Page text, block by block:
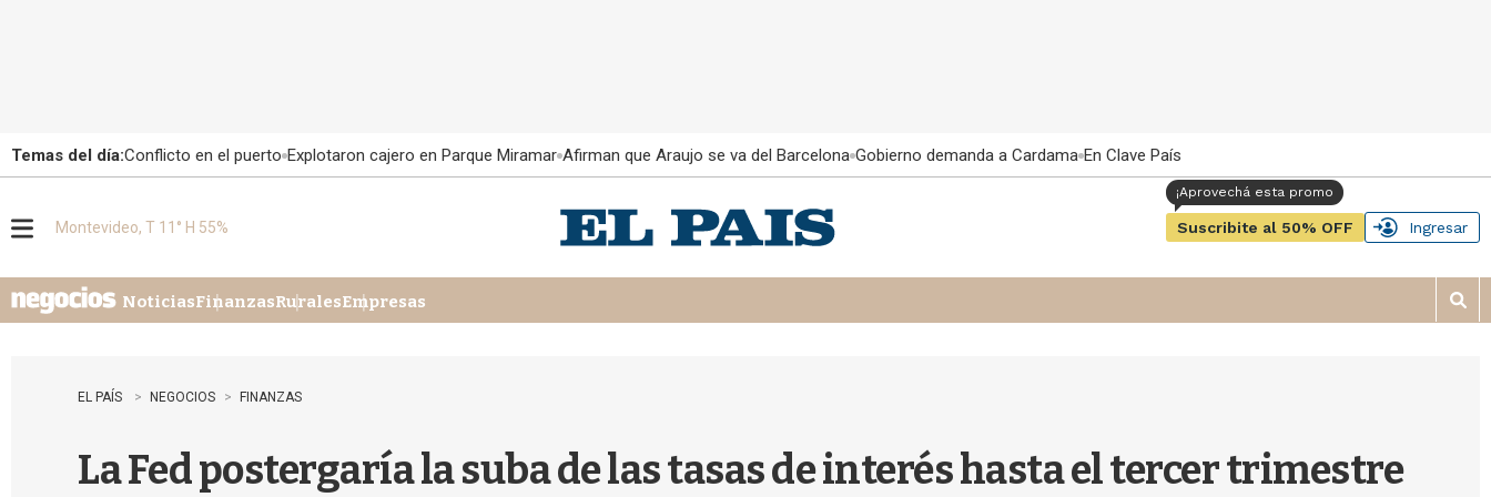
Temas del día:Conflicto en el puerto Explotaron cajero en Parque Miramar Afirman que Araujo se va del Barcelona Gobierno demanda a Cardama En Clave País
u
Montevideo, T 11° H 55% Suscribite al 50% OFF Ingresar
NoticiasFinanzasRuralesEmpresas
M
o
EL PAÍS NEGOCIOS FINANZAS
La Fed postergaría la suba de las tasas de interés hasta el tercer trimestre